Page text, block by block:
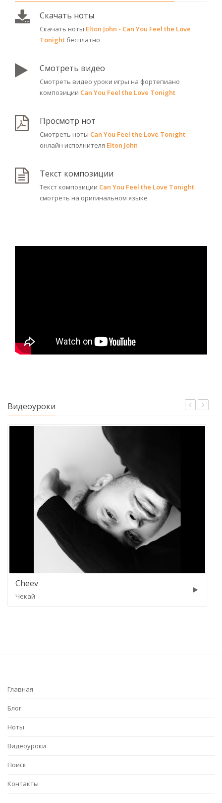
Скачать ноты
Скачать ноты Elton John - Can You Feel the Love
Tonight бесплатно
Смотреть видео
Смотреть видео уроки игры на фортепиано
композиции Can You Feel the Love Tonight
Просмотр нот
Смотреть ноты Can You Feel the Love Tonight
онлайн исполнителя Elton John
Текст композиции
Текст композиции Can You Feel the Love Tonight
смотреть на оригинальном языке
Видеоуроки
Главная
Блог
Ноты
Видеоуроки
Поиск
Контакты